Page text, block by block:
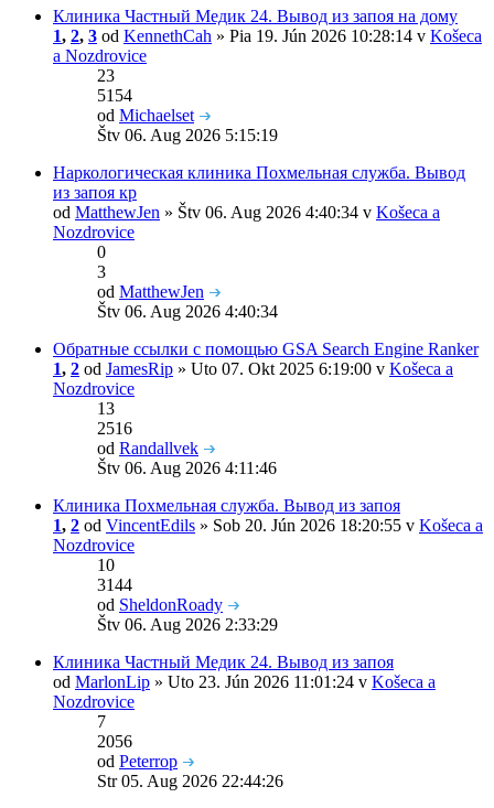
Клиника Частный Медик 24. Вывод из запоя на дому
1, 2, 3 od KennethCah » Pia 19. Jún 2026 10:28:14 v Košeca
a Nozdrovice
23
5154
od Michaelset
Štv 06. Aug 2026 5:15:19
Наркологическая клиника Похмельная служба. Вывод
из запоя кр
od MatthewJen » Štv 06. Aug 2026 4:40:34 v Košeca a
Nozdrovice
0
3
od MatthewJen
Štv 06. Aug 2026 4:40:34
Обратные ссылки с помощью GSA Search Engine Ranker
1, 2 od JamesRip » Uto 07. Okt 2025 6:19:00 v Košeca a
Nozdrovice
13
2516
od Randallvek
Štv 06. Aug 2026 4:11:46
Клиника Похмельная служба. Вывод из запоя
1, 2 od VincentEdils » Sob 20. Jún 2026 18:20:55 v Košeca a
Nozdrovice
10
3144
od SheldonRoady
Štv 06. Aug 2026 2:33:29
Клиника Частный Медик 24. Вывод из запоя
od MarlonLip » Uto 23. Jún 2026 11:01:24 v Košeca a
Nozdrovice
7
2056
od Peterrop
Str 05. Aug 2026 22:44:26